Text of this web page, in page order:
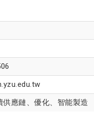
供應鏈、優化、智能製造